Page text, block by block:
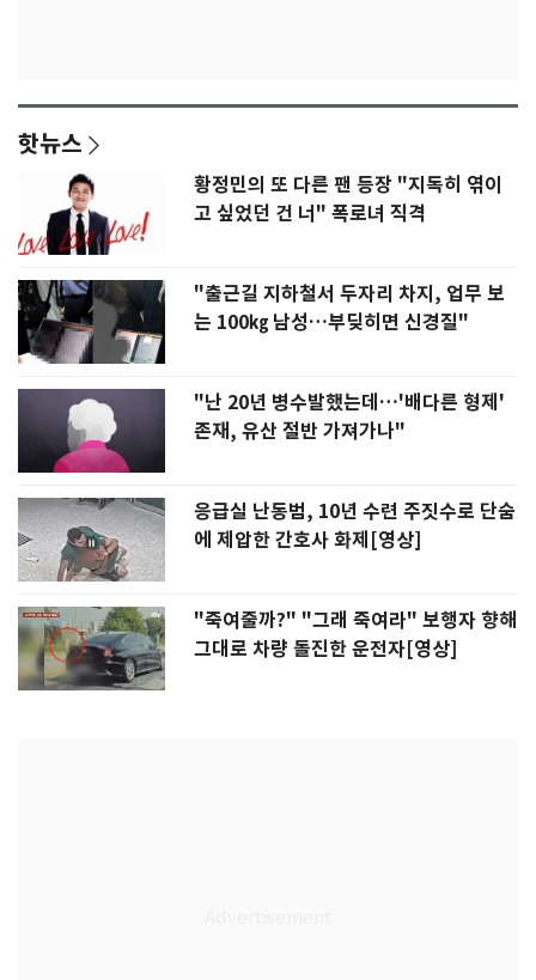
핫뉴스
황정민의 또 다른 팬 등장 "지독히 엮이
고 싶었던 건 너" 폭로녀 직격
"출근길 지하철서 두자리 차지, 업무 보
는 100㎏ 남성…부딪히면 신경질"
"난 20년 병수발했는데…'배다른 형제'
존재, 유산 절반 가져가나"
응급실 난동범, 10년 수련 주짓수로 단숨
에 제압한 간호사 화제[영상]
"죽여줄까?" "그래 죽여라" 보행자 향해
그대로 차량 돌진한 운전자[영상]